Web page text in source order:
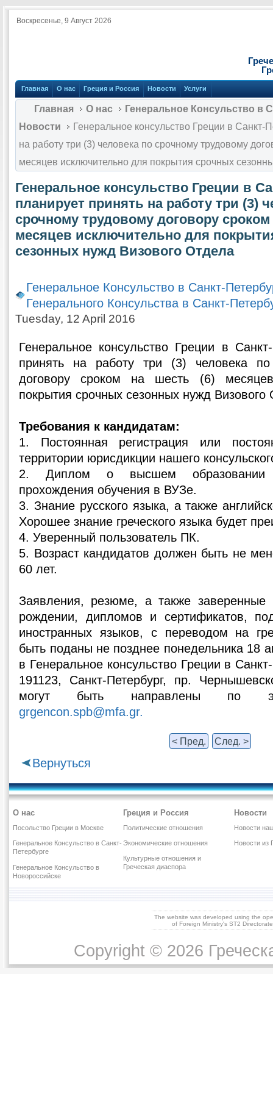
Воскресенье, 9 Август 2026
Главная О нас Греция и Россия Новости Услуги
Главная О нас
Генеральное Консульство в
Новости
Генеральное консульство Греции в Санкт-
на работу три (3) человека по срочному трудовому
месяцев исключительно для покрытия срочных
Генеральное консульство Греции в
планирует принять на работу три (3)
срочному трудовому договору
месяцев исключительно для
сезонных нужд Визового Отдела
Генеральное Консульство в Санкт-
Генерального Консульства в Санкт-
Tuesday, 12 April 2016
Генеральное консульство Греции в
принять на работу три (3) человека по
договору сроком на шесть (6)
покрытия срочных сезонных нужд Визового
Требования к кандидатам:
1. Постоянная регистрация или
территории юрисдикции нашего
2. Диплом о высшем образовании
прохождения обучения в ВУЗе.
3. Знание русского языка, а также
Хорошее знание греческого языка будет
4. Уверенный пользователь ПК.
5. Возраст кандидатов должен быть не
60 лет.
Заявления, резюме, а также заверенные
рождении, дипломов и сертификатов,
иностранных языков, с переводом на
быть поданы не позднее понедельника 18
в Генеральное консульство Греции в
191123, Санкт-Петербург, пр.
могут быть направлены по
grgencon.spb@mfa.gr.
< Пред. След. >
Вернуться
О нас
Посольство Греции в Москве
Генеральное Консульство в Санкт-
Петербурге
Генеральное Консульство в
Новороссийске
Греция и Россия
Политические отношения
Экономические отношения
Культурные отношения и
Греческая диаспора
Новости
Новости
Новости из
The website was developed using the
of Foreign Ministry's ST2
Copyright © 2026